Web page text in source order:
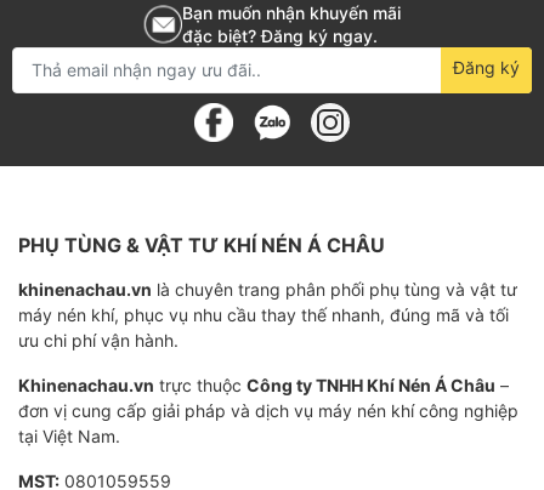
Đặc điểm và chức năng
Thiết kế độc đáo, kích thước nhỏ gọn và dễ dàng lắp
đặt, phù hợp với các loại máy nén khí công nghiệp.
Đáp ứng các tiêu chuẩn an toàn và hiệu suất, đảm bảo
Có khả năng loại bỏ tối đa các hạt bụi và tạp chất từ
dầu mỡ, giúp bảo vệ các bộ phận quan trọng của máy
nén khí và tăng tuổi thọ cho máy.
Địa chỉ cung cấp Lọc dầu máy nén khí
Mann Filter W962 uy tín
Lọc dầu máy nén khí Mann Filter W962 được sử dụng
cho rất nhiều loại máy nén khí nên nó cũng là phụ tùng
Bạn muốn nhận khuyến mãi
đặc biệt? Đăng ký ngay.
Đăng ký
PHỤ TÙNG & VẬT TƯ KHÍ NÉN Á CHÂU
khinenachau.vn là chuyên trang phân phối phụ tùng và vật tư
máy nén khí, phục vụ nhu cầu thay thế nhanh, đúng mã và tối
ưu chi phí vận hành.
Khinenachau.vn trực thuộc Công ty TNHH Khí Nén Á Châu –
đơn vị cung cấp giải pháp và dịch vụ máy nén khí công nghiệp
tại Việt Nam.
MST: 0801059559